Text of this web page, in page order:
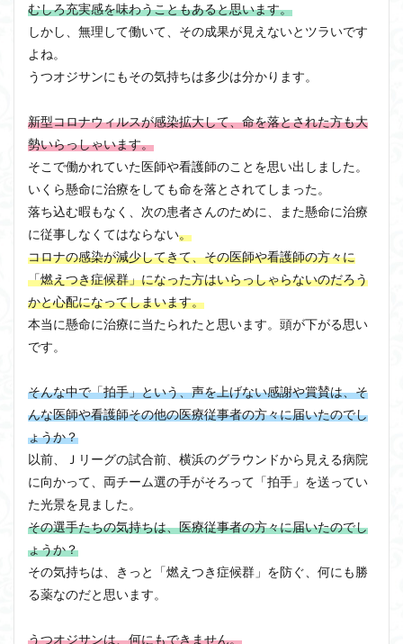
むしろ充実感を味わうこともあると思います。
しかし、無理して働いて、その成果が見えないとツラいです
よね。
うつオジサンにもその気持ちは多少は分かります。
新型コロナウィルスが感染拡大して、命を落とされた方も大
勢いらっしゃいます。
そこで働かれていた医師や看護師のことを思い出しました。
いくら懸命に治療をしても命を落とされてしまった。
落ち込む暇もなく、次の患者さんのために、また懸命に治療
に従事しなくてはならない。
コロナの感染が減少してきて、その医師や看護師の方々に
「燃えつき症候群」になった方はいらっしゃらないのだろう
かと心配になってしまいます。
本当に懸命に治療に当たられたと思います。頭が下がる思い
です。
そんな中で「拍手」という、声を上げない感謝や賞賛は、そ
んな医師や看護師その他の医療従事者の方々に届いたのでし
ょうか？
以前、Ｊリーグの試合前、横浜のグラウンドから見える病院
に向かって、両チーム選の手がそろって「拍手」を送ってい
た光景を見ました。
その選手たちの気持ちは、医療従事者の方々に届いたのでし
ょうか？
その気持ちは、きっと「燃えつき症候群」を防ぐ、何にも勝
る薬なのだと思います。
うつオジサンは、何にもできません。